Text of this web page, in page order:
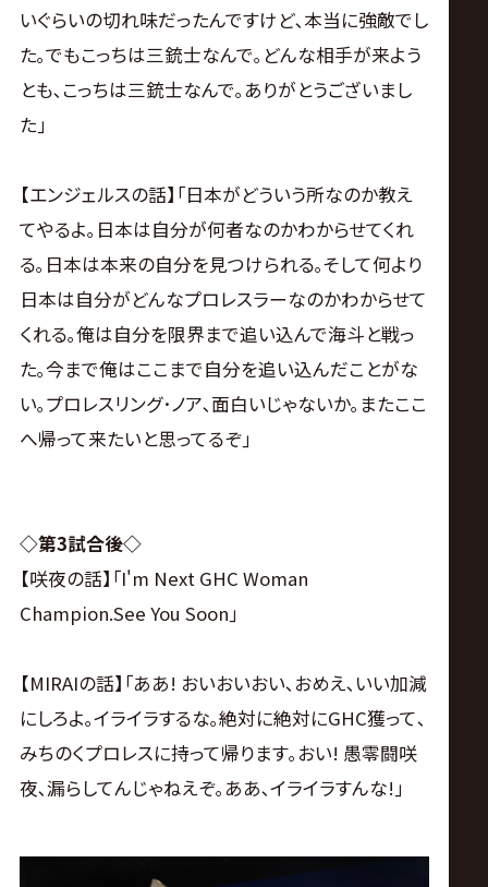
いぐらいの切れ味だったんですけど､本当に強敵でし
た｡でもこっちは三銃士なんで｡どんな相手が来よう
とも､こっちは三銃士なんで｡ありがとうございまし
た｣
【エンジェルスの話】｢日本がどういう所なのか教え
てやるよ｡日本は自分が何者なのかわからせてくれ
る｡日本は本来の自分を見つけられる｡そして何より
日本は自分がどんなプロレスラーなのかわからせて
くれる｡俺は自分を限界まで追い込んで海斗と戦っ
た｡今まで俺はここまで自分を追い込んだことがな
い｡プロレスリング･ノア､面白いじゃないか｡またここ
へ帰って来たいと思ってるぞ｣
◇第3試合後◇
【咲夜の話】｢I'm Next GHC Woman
Champion.See You Soon｣
【MIRAIの話】｢ああ! おいおいおい､おめえ､いい加減
にしろよ｡イライラするな｡絶対に絶対にGHC獲って､
みちのくプロレスに持って帰ります｡おい! 愚零闘咲
夜､漏らしてんじゃねえぞ｡ああ､イライラすんな!｣